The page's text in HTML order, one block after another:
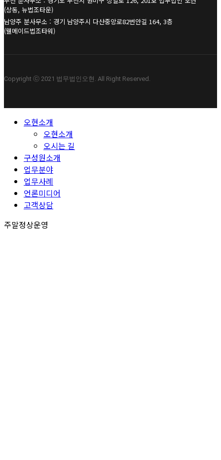
(상동, 뉴법조타운)
남양주 분사무소 : 경기 남양주시 다산중앙로82번안길 164, 3층
(웰메이드법조타워)
Copyright ⓒ 2021 법무법인오현. All Right Reserved.
Close 오현소개
오현소개
오시는 길
구성원소개
업무분야
업무사례
언론미디어
고객상담
주말정상운영